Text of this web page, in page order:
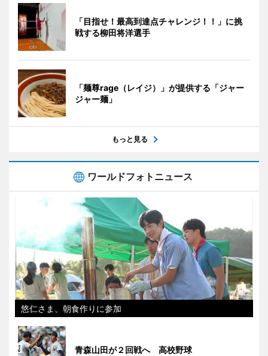
「目指せ！最高到達点チャレンジ！！」に挑
戦する柳田将洋選手
「麺尊rage（レイジ）」が提供する「ジャー
ジャー麺」
もっと見る
ワールドフォトニュース
悠仁さま、朝食作りに参加
青森山田が２回戦へ 高校野球